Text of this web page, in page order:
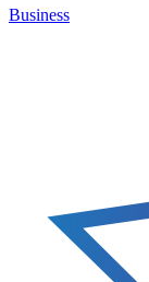
Business